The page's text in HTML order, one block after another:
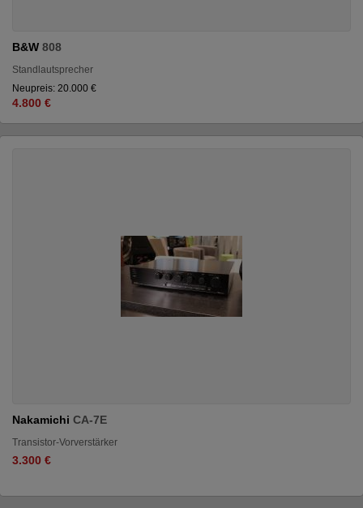
B&W 808
Standlautsprecher
Neupreis: 20.000 €
4.800 €
Nakamichi CA-7E
Transistor-Vorverstärker
3.300 €